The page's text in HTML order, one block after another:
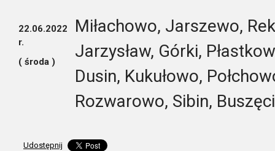
22.06.2022
r.
( środa )
Miłachowo, Jarszewo,
Jarzysław, Górki,
Dusin, Kukułowo,
Rozwarowo, Sibin,
Udostępnij